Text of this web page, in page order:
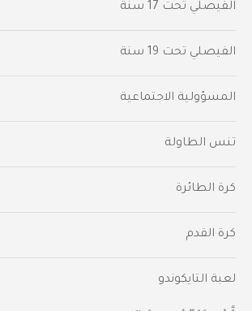
‫الفيصلي‬⁩ تحت 17 سنة
الفيصلي‬⁩ تحت 19 سنة
المسؤولية الاجتماعية
تنس الطاولة
كرة الطائرة
كرة القدم
لعبة التايكوندو